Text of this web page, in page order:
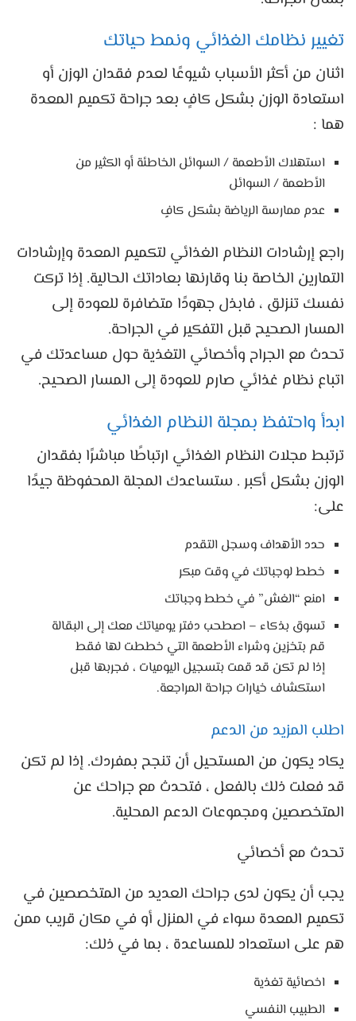
تغيير نظامك الغذائي ونمط حياتك
اثنان من أكثر الأسباب شيوعًا لعدم فقدان الوزن أو
استعادة الوزن بشكل كافٍ بعد جراحة تكميم المعدة
هما :
استهلاك الأطعمة / السوائل الخاطئة أو الكثير من
الأطعمة / السوائل
عدم ممارسة الرياضة بشكل كافٍ
راجع إرشادات النظام الغذائي لتكميم المعدة وإرشادات
التمارين الخاصة بنا وقارنها بعاداتك الحالية. إذا تركت
نفسك تنزلق ، فابذل جهودًا متضافرة للعودة إلى
المسار الصحيح قبل التفكير في الجراحة.
تحدث مع الجراح وأخصائي التغذية حول مساعدتك في
اتباع نظام غذائي صارم للعودة إلى المسار الصحيح.
ابدأ واحتفظ بمجلة النظام الغذائي
ترتبط مجلات النظام الغذائي ارتباطًا مباشرًا بفقدان
الوزن بشكل أكبر . ستساعدك المجلة المحفوظة جيدًا
على:
حدد الأهداف وسجل التقدم
خطط لوجباتك في وقت مبكر
امنع “الغش” في خطط وجباتك
تسوق بذكاء – اصطحب دفتر يومياتك معك إلى البقالة
قم بتخزين وشراء الأطعمة التي خططت لها فقط
إذا لم تكن قد قمت بتسجيل اليوميات ، فجربها قبل
استكشاف خيارات جراحة المراجعة.
اطلب المزيد من الدعم
يكاد يكون من المستحيل أن تنجح بمفردك. إذا لم تكن
قد فعلت ذلك بالفعل ، فتحدث مع جراحك عن
المتخصصين ومجموعات الدعم المحلية.
تحدث مع أخصائي
يجب أن يكون لدى جراحك العديد من المتخصصين في
تكميم المعدة سواء في المنزل أو في مكان قريب ممن
هم على استعداد للمساعدة ، بما في ذلك:
اخصائية تغذية
الطبيب النفسي